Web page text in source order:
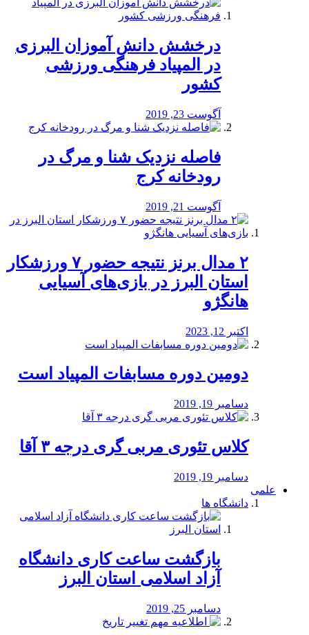
درخشش دانش آموزان البرزی
در المپیاد فرهنگی ورزشی
کشور
آگوست 23, 2019
️فاصله نزدیک شنا و مرگ در
رودخانه کرج
آگوست 21, 2019
۲ مدال برنز نتیجه حضور ۷ ورزشکار
استان البرز در بازی‌های آسیایی
هانگژو
اکتبر 12, 2023
دومین دوره مسابفات المپیاد است
دسامبر 19, 2019
کلاس تئوری مربی گری درجه ۳ آقا
دسامبر 19, 2019
علمی
دانشگاه ها
بازگشت ساعت کاری دانشگاه
آزاد اسلامی استان البرز
دسامبر 25, 2019